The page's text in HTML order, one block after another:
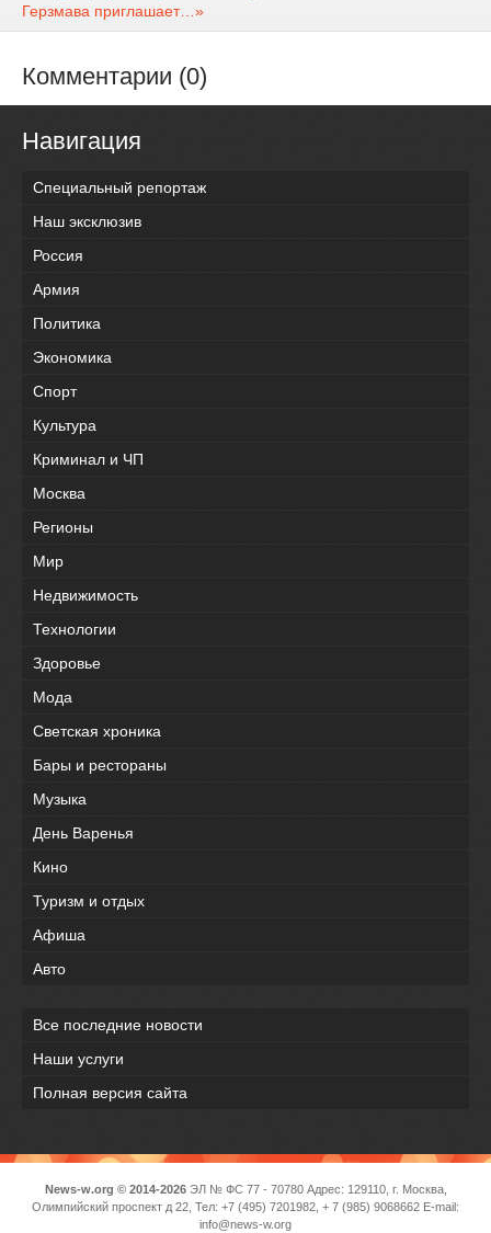
Герзмава приглашает…»
Комментарии (0)
Навигация
Специальный репортаж
Наш эксклюзив
Россия
Армия
Политика
Экономика
Спорт
Культура
Криминал и ЧП
Москва
Регионы
Мир
Недвижимость
Технологии
Здоровье
Мода
Светская хроника
Бары и рестораны
Музыка
День Варенья
Кино
Туризм и отдых
Афиша
Авто
Все последние новости
Наши услуги
Полная версия сайта
News-w.org © 2014-2026ЭЛ № ФС 77 - 70780 Адрес: 129110, г. Москва,
Олимпийский проспект д 22, Тел: +7 (495) 7201982, + 7 (985) 9068662 E-mail:
info@news-w.org